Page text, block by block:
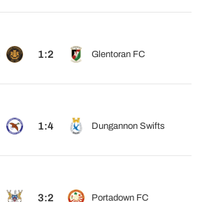
1:2 Glentoran FC
1:4 Dungannon Swifts
3:2 Portadown FC